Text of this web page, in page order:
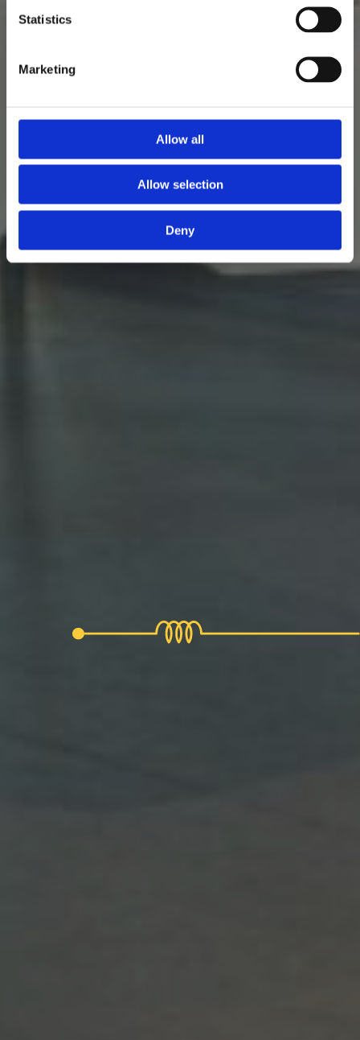
Statistics
Marketing
Allow all
Allow selection
Deny